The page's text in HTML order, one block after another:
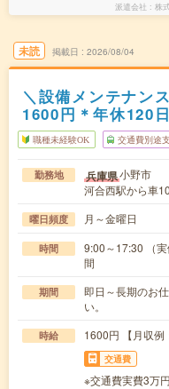
派遣会社 株
未読 掲載日 2026/08/04
＼設備メンテナン
1600円＊年休120日
職種未経験OK 交通費別途
勤務地 兵庫県小野市
河合西駅から車
曜日頻度 月～金曜日
時間
9:00～17:30 （
間
期間
即日～長期のお
い。
時給 1600円 【月収例
交通費
※交通費実費3万